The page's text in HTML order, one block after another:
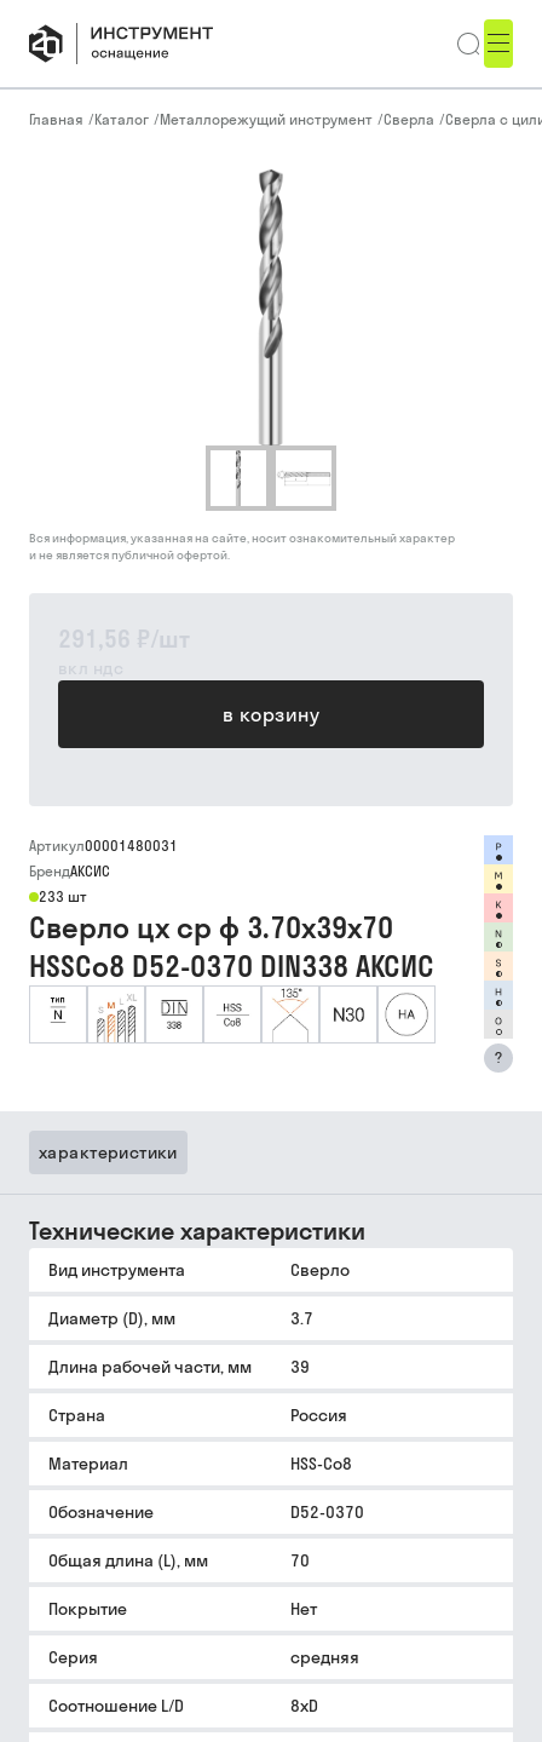
Главная /Каталог /Металлорежущий инструмент /Сверла /Сверла с
291,56 ₽/шт
вкл ндс
в корзину
Вся информация, указанная на сайте, носит ознакомительный характер
и не является публичной офертой.
Артикул00001480031
БрендАКСИС
233 шт
Сверло цх ср ф 3.70х39х70
HSSCo8 D52-0370 DIN338 АКСИС
?
характеристики
Технические характеристики
Вид инструмента Сверло
Диаметр (D), мм 3.7
Длина рабочей части, мм 39
Страна Россия
Материал HSS-Co8
Обозначение D52-0370
Общая длина (L), мм 70
Покрытие Нет
Серия средняя
Соотношение L/D 8xD